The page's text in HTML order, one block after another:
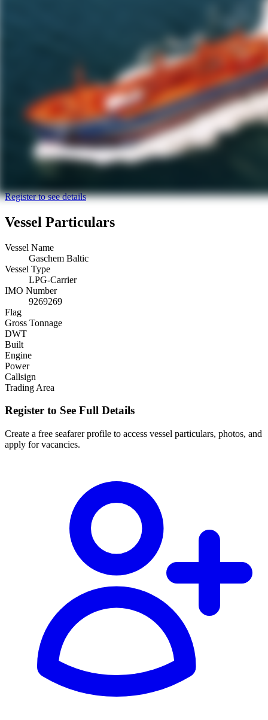
Register to see details
Vessel Particulars
Vessel Name
Gaschem Baltic
Vessel Type
LPG-Carrier
IMO Number
9269269
Flag
Gross Tonnage
DWT
Built
Engine
Power
Callsign
Trading Area
Register to See Full Details
Create a free seafarer profile to access vessel particulars, photos, and
apply for vacancies.